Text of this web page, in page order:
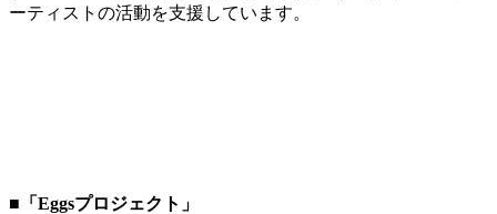
ーティストの活動を支援しています。
■「Eggsプロジェクト」